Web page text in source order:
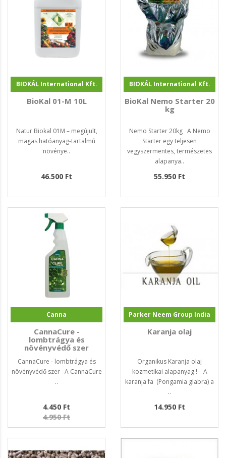
BIOKÁL International Kft.
BioKal 01-M 10L
Natur Biokal 01M – megújult,
magas hatóanyag-tartalmú
növénye..
46.500 Ft
BIOKÁL International Kft.
BioKal Nemo Starter 20
kg
Nemo Starter 20kg A Nemo
Starter egy teljesen
vegyszermentes, természetes
alapanya..
55.950 Ft
Canna
CannaCure -
lombtrágya és
növényvédő szer
CannaCure - lombtrágya és
növényvédő szer A CannaCure
..
4.450 Ft
4.950 Ft
Parker Neem Group India
Karanja olaj
Organikus Karanja olaj
kozmetikai alapanyag ! A
karanja fa (Pongamia glabra) a
..
14.950 Ft